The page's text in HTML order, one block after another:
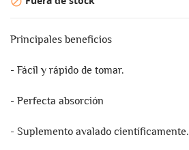
Principales beneficios
- Fácil y rápido de tomar.
- Perfecta absorción
- Suplemento avalado científicamente.